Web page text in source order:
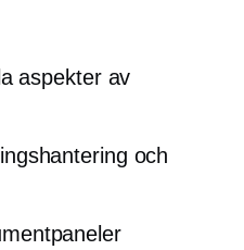
aspekter av
och